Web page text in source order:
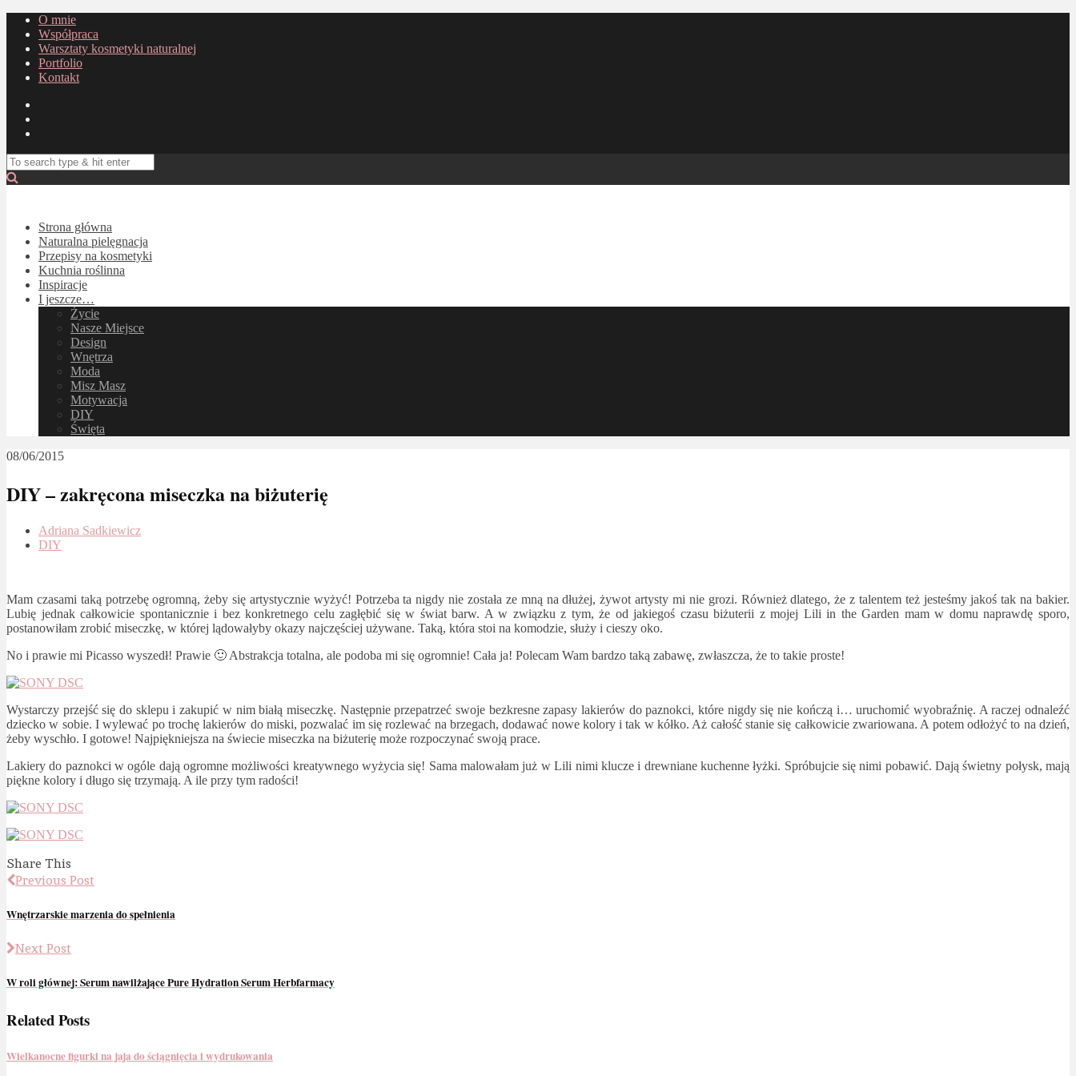
O mnie
Współpraca
Warsztaty kosmetyki naturalnej
Portfolio
Kontakt
Strona główna
Naturalna pielęgnacja
Przepisy na kosmetyki
Kuchnia roślinna
Inspiracje
I jeszcze…
Życie
Nasze Miejsce
Design
Wnętrza
Moda
Misz Masz
Motywacja
DIY
Święta
08/06/2015
DIY – zakręcona miseczka na biżuterię
Adriana Sadkiewicz
DIY
Mam czasami taką potrzebę ogromną, żeby się artystycznie wyżyć! Potrzeba ta nigdy nie została ze mną na dłużej, żywot artysty mi nie grozi. Również dlatego, że z talentem też jesteśmy jakoś tak na bakier.
Lubię jednak całkowicie spontanicznie i bez konkretnego celu zagłębić się w świat barw. A w związku z tym, że od jakiegoś czasu biżuterii z mojej Lili in the Garden mam w domu naprawdę sporo,
postanowiłam zrobić miseczkę, w której lądowałyby okazy najczęściej używane. Taką, która stoi na komodzie, służy i cieszy oko.
No i prawie mi Picasso wyszedł! Prawie 🙂 Abstrakcja totalna, ale podoba mi się ogromnie! Cała ja! Polecam Wam bardzo taką zabawę, zwłaszcza, że to takie proste!
Wystarczy przejść się do sklepu i zakupić w nim białą miseczkę. Następnie przepatrzeć swoje bezkresne zapasy lakierów do paznokci, które nigdy się nie kończą i… uruchomić wyobraźnię. A raczej odnaleźć
dziecko w sobie. I wylewać po trochę lakierów do miski, pozwalać im się rozlewać na brzegach, dodawać nowe kolory i tak w kółko. Aż całość stanie się całkowicie zwariowana. A potem odłożyć to na dzień,
żeby wyschło. I gotowe! Najpiękniejsza na świecie miseczka na biżuterię może rozpoczynać swoją prace.
Lakiery do paznokci w ogóle dają ogromne możliwości kreatywnego wyżycia się! Sama malowałam już w Lili nimi klucze i drewniane kuchenne łyżki. Spróbujcie się nimi pobawić. Dają świetny połysk, mają
piękne kolory i długo się trzymają. A ile przy tym radości!
Share This
Previous Post
Wnętrzarskie marzenia do spełnienia
Next Post
W roli głównej: Serum nawilżające Pure Hydration Serum Herbfarmacy
Related Posts
Wielkanocne figurki na jaja do ściągnięcia i wydrukowania